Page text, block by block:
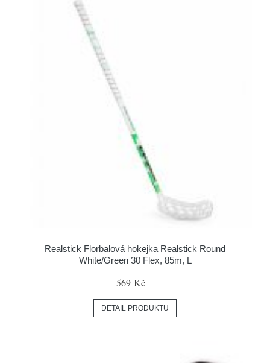
Realstick Florbalová hokejka Realstick Round
White/Green 30 Flex, 85m, L
569 Kč
DETAIL PRODUKTU